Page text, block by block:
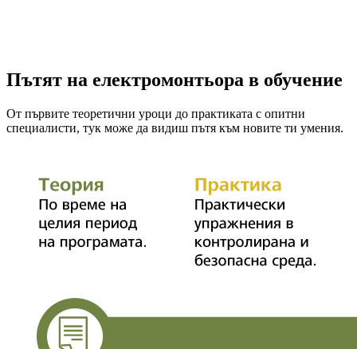
Пътят на електромонтьора в обучение
От първите теоретични уроци до практиката с опитни
специалисти, тук може да видиш пътя към новите ти умения.